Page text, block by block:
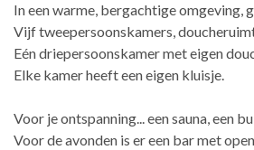
In een warme, bergachtige omgeving,
Vijf tweepersoonskamers,
Eén driepersoonskamer met eigen
Elke kamer heeft een eigen kluisje.
Voor je ontspanning... een sauna, een
Voor de avonden is er een bar met